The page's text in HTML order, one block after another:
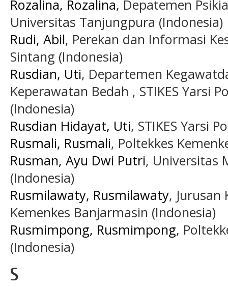
Rozalina, Rozalina, Depatemen
Universitas Tanjungpura (Indonesia)
Rudi, Abil, Perekan dan Informasi
Sintang (Indonesia)
Rusdian, Uti, Departemen
Keperawatan Bedah , STIKES Yarsi
(Indonesia)
Rusdian Hidayat, Uti, STIKES Yarsi
Rusmali, Rusmali, Poltekkes
Rusman, Ayu Dwi Putri, Universitas
(Indonesia)
Rusmilawaty, Rusmilawaty, Jurusan
Kemenkes Banjarmasin (Indonesia)
Rusmimpong, Rusmimpong,
(Indonesia)
S